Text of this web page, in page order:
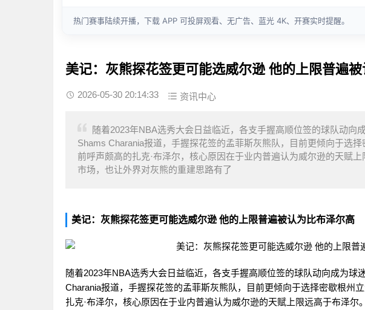
美记：灰熊探花签更可能选威尔逊 他的上限普遍
2026-05-30 20:14:33 资讯中心
随着2023年NBA选秀大会日益临近，各支手握高顺位签的球队动向
Shams Charania报道，手握探花签的孟菲斯灰熊队，目前更倾向于选
前呼声颇高的扎克·布泽尔，核心原因在于业内普遍认为威尔逊的天赋
市场，也让外界对灰熊的重建思路有了
美记：灰熊探花签更可能选威尔逊 他的上限普遍被认为比布泽尔高
随着2023年NBA选秀大会日益临近，各支手握高顺位签的球队动向成为球
Charania报道，手握探花签的孟菲斯灰熊队，目前更倾向于选择密歇根州
扎克·布泽尔，核心原因在于业内普遍认为威尔逊的天赋上限远高于布泽